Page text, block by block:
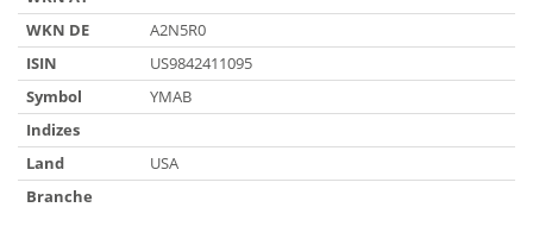
WKN DE
A2N5R0
ISIN
US9842411095
Symbol
YMAB
Indizes
Land
USA
Branche